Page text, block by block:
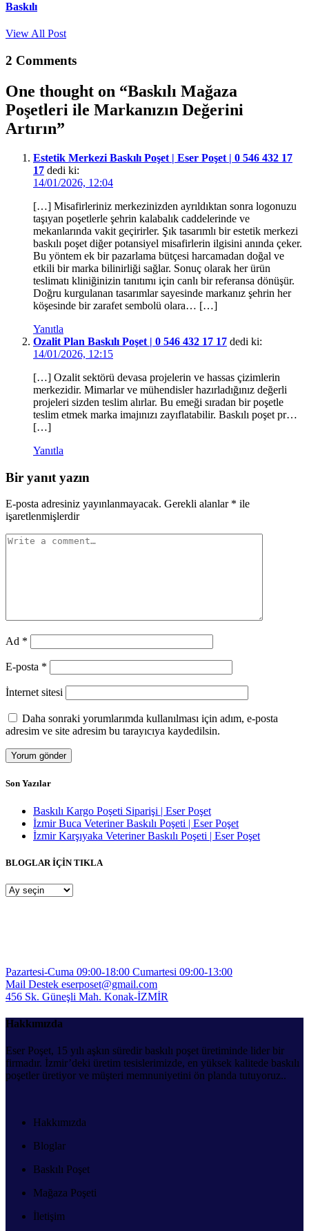
Baskılı
View All Post
2 Comments
One thought on “Baskılı Mağaza
Poşetleri ile Markanızın Değerini
Artırın”
Estetik Merkezi Baskılı Poşet | Eser Poşet | 0 546 432 17
17 dedi ki:
14/01/2026, 12:04
[…] Misafirleriniz merkezinizden ayrıldıktan sonra logonuzu
taşıyan poşetlerle şehrin kalabalık caddelerinde ve
mekanlarında vakit geçirirler. Şık tasarımlı bir estetik merkezi
baskılı poşet diğer potansiyel misafirlerin ilgisini anında çeker.
Bu yöntem ek bir pazarlama bütçesi harcamadan doğal ve
etkili bir marka bilinirliği sağlar. Sonuç olarak her ürün
teslimatı kliniğinizin tanıtımı için canlı bir referansa dönüşür.
Doğru kurgulanan tasarımlar sayesinde markanız şehrin her
köşesinde bir zarafet sembolü olara… […]
Yanıtla
Ozalit Plan Baskılı Poşet | 0 546 432 17 17 dedi ki:
14/01/2026, 12:15
[…] Ozalit sektörü devasa projelerin ve hassas çizimlerin
merkezidir. Mimarlar ve mühendisler hazırladığınız değerli
projeleri sizden teslim alırlar. Bu emeği sıradan bir poşetle
teslim etmek marka imajınızı zayıflatabilir. Baskılı poşet pr…
[…]
Yanıtla
Bir yanıt yazın
E-posta adresiniz yayınlanmayacak. Gerekli alanlar * ile
işaretlenmişlerdir
Ad *
E-posta *
İnternet sitesi
Daha sonraki yorumlarımda kullanılması için adım, e-posta
adresim ve site adresim bu tarayıcıya kaydedilsin.
Son Yazılar
Baskılı Kargo Poşeti Siparişi | Eser Poşet
İzmir Buca Veteriner Baskılı Poşeti | Eser Poşet
İzmir Karşıyaka Veteriner Baskılı Poşeti | Eser Poşet
BLOGLAR İÇİN TIKLA
BLOGLAR
Pazartesi-Cuma 09:00-18:00 Cumartesi 09:00-13:00
Mail Destek eserposet@gmail.com
456 Sk. Güneşli Mah. Konak-İZMİR
Hakkımızda
Eser Poşet, 15 yılı aşkın süredir baskılı poşet üretiminde lider bir
firmadır. İzmir’deki üretim tesislerimizde, en yüksek kalitede baskılı
poşetler üretiyor ve müşteri memnuniyetini ön planda tutuyoruz..
Hakkımızda
Bloglar
Baskılı Poşet
Mağaza Poşeti
İletişim